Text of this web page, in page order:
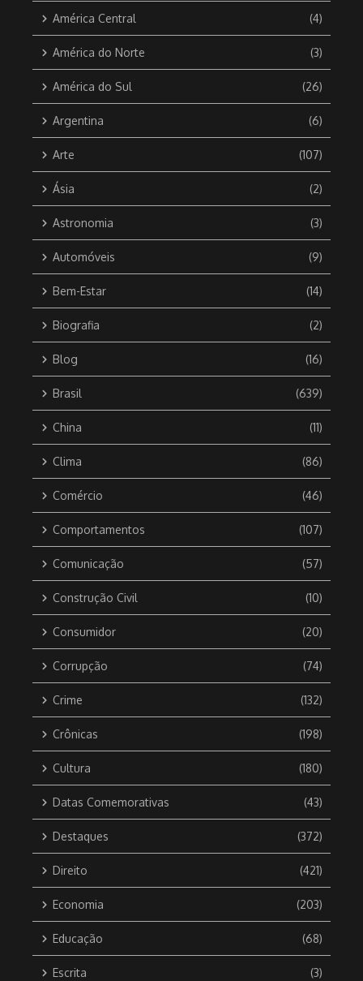
América Central (4)
América do Norte (3)
América do Sul (26)
Argentina (6)
Arte (107)
Ásia (2)
Astronomia (3)
Automóveis (9)
Bem-Estar (14)
Biografia (2)
Blog (16)
Brasil (639)
China (11)
Clima (86)
Comércio (46)
Comportamentos (107)
Comunicação (57)
Construção Civil (10)
Consumidor (20)
Corrupção (74)
Crime (132)
Crônicas (198)
Cultura (180)
Datas Comemorativas (43)
Destaques (372)
Direito (421)
Economia (203)
Educação (68)
Escrita (3)